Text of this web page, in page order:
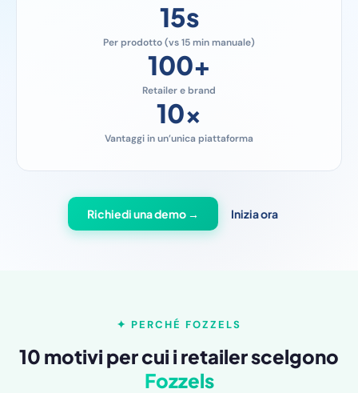
15s
Per prodotto (vs 15 min manuale)
100+
Retailer e brand
10x
Vantaggi in un’unica piattaforma
Richiedi una demo → Inizia ora
✦ PERCHÉ FOZZELS
10 motivi per cui i retailer scelgono
Fozzels